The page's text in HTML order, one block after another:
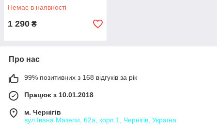
Немає в наявності
1 290 ₴
Про нас
99% позитивних з 168 відгуків за рік
Працює з 10.01.2018
м. Чернігів
вул.Івана Мазепи, 62а, корп.1, Чернігів, Україна